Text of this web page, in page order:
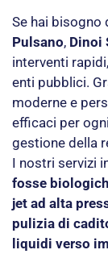
Se hai bisogno
Pulsano, Dinoi
interventi
enti pubblici.
moderne e
efficaci per
gestione della
I nostri servizi
fosse
jet ad alta
pulizia di
liquidi verso